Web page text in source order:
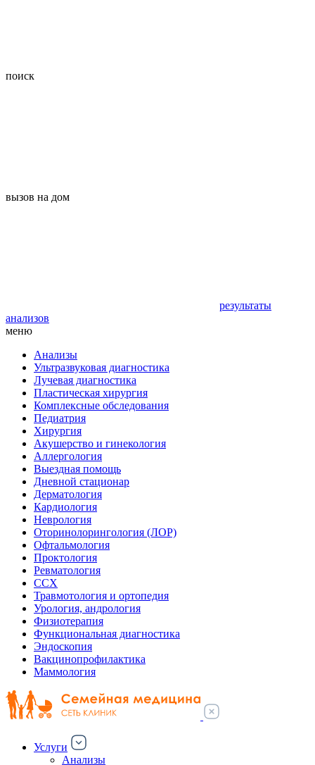
поиск
вызов на дом
результаты
анализов
меню
Анализы
Ультразвуковая диагностика
Лучевая диагностика
Пластическая хирургия
Комплексные обследования
Педиатрия
Хирургия
Акушерство и гинекология
Аллергология
Выездная помощь
Дневной стационар
Дерматология
Кардиология
Неврология
Оторинолорингология (ЛОР)
Офтальмология
Проктология
Ревматология
ССХ
Травмотология и ортопедия
Урология, андрология
Физиотерапия
Функциональная диагностика
Эндоскопия
Вакцинопрофилактика
Маммология
Услуги
Анализы